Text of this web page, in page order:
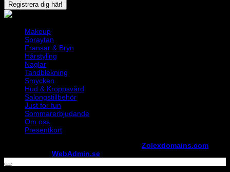
Makeup
Spraytan
Fransar & Bryn
Hårstyling
Naglar
Tandblekning
Smycken
Hud & Kroppsvård
Salongstillbehör
Just for fun
Sommarerbjudande
Om oss
Presentkort
Zolexdomains.com
WebAdmin.se